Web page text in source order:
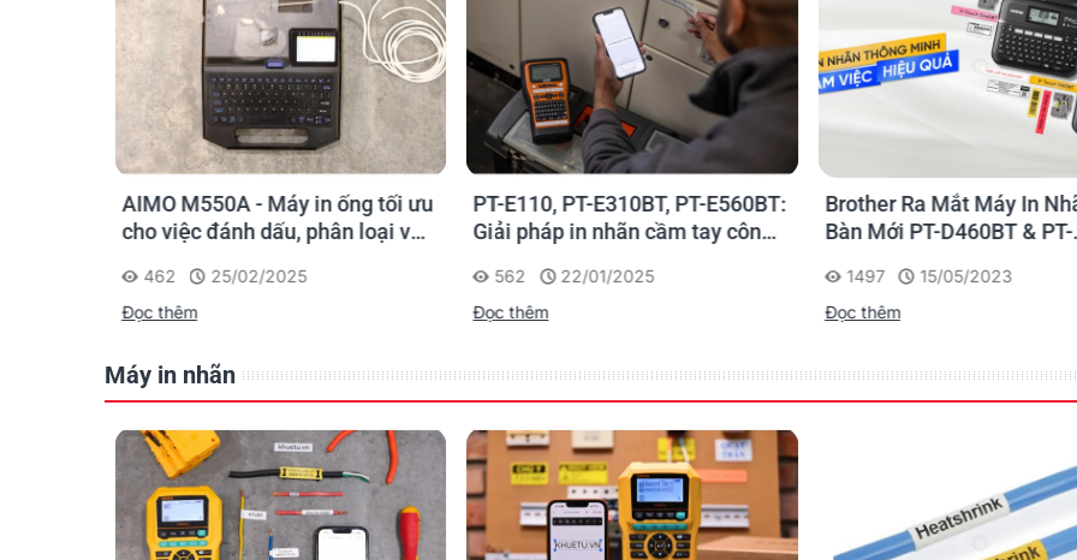
PT-E110, PT-E310BT, PT-E560BT:
Giải pháp in nhãn cầm tay công
562
22/01/2025
Đọc thêm
Brother Ra Mắt Máy In Nhãn Để
Bàn Mới PT-D460BT & PT-
Cho Dân Văn Phòng
1497
15/05/2023
Đọc thêm
Xếp Cuộc Sống Vào Nếp
Phương Pháp KONMARI
855
12/05/2023
Đọc thêm
Máy in nhãn